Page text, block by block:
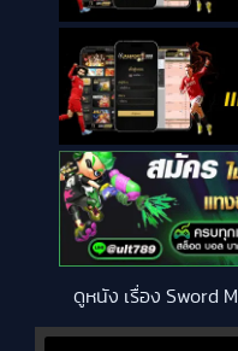
ดูหนัง เรื่อง Sword